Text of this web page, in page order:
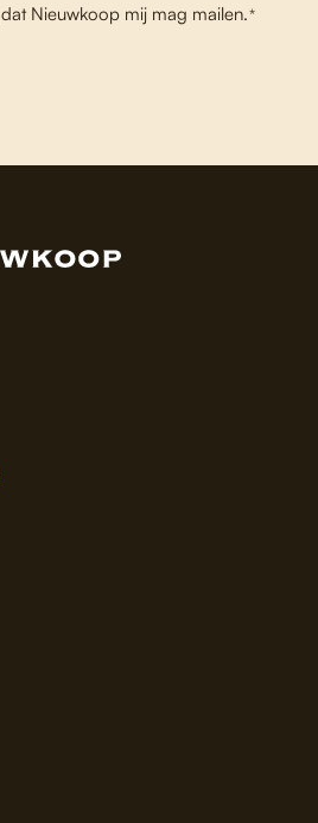
dat Nieuwkoop mij mag mailen.*